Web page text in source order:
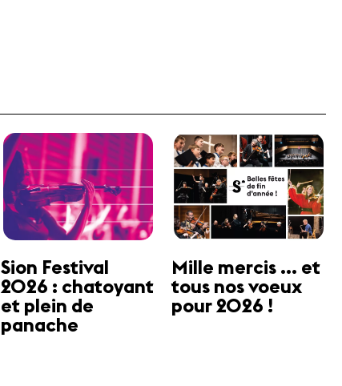
Sion Festival
2026 : chatoyant
et plein de
panache
Mille mercis ... et
tous nos voeux
pour 2026 !